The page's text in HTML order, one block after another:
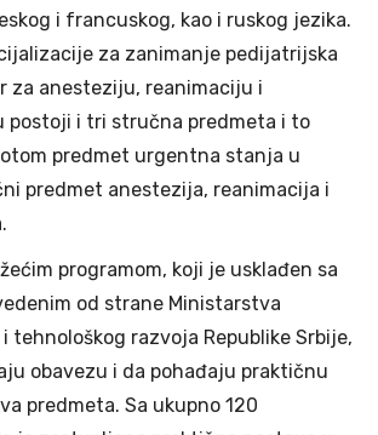
i francuskog, kao i ruskog jezika.
za zanimanje pedijatrijska
za anesteziju, reanimaciju i
postoji i tri stručna predmeta i to
predmet urgentna stanja u
predmet anestezija, reanimacija i
programom, koji je usklađen sa
od strane Ministarstva
tehnološkog razvoja Republike Srbije,
obavezu i da pohađaju praktičnu
predmeta. Sa ukupno 120